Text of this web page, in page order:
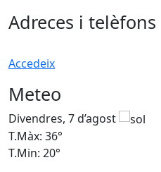
Adreces i telèfons
Accedeix
Meteo
Divendres, 7 d’agost
T.Màx: 36°
T.Min: 20°